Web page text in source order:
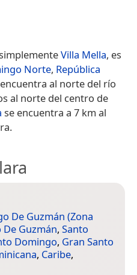
Villa Mella, es
Norte, República
al norte del río
al norte del centro de
se encuentra a 7 km al
De Guzmán (Zona
Guzmán, Santo
Domingo, Gran Santo
, Caribe,